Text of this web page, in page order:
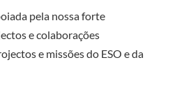
pela nossa forte
e colaborações
e missões do ESO e da